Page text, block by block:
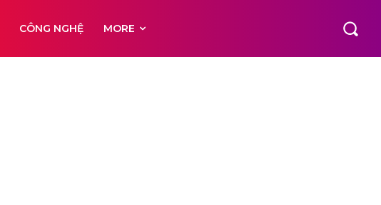
CÔNG NGHỆ MORE